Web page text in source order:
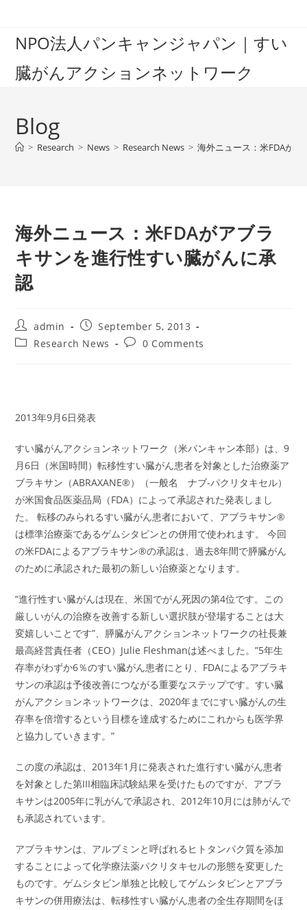
contentNPO法人パンキャンジャパン｜すい
臓がんアクションネットワーク
Blog
> Research > News > Research News > 海外ニュース：米FDAが
海外ニュース：米FDAがアブラ
キサンを進行性すい臓がんに承
認
Post
author:
admin
Post
published:
September 5, 2013
PostResearch News
Post0 Comments
2013年9月6日発表
すい臓がんアクションネットワーク（米パンキャン本部）は、9
月6日（米国時間）転移性すい臓がん患者を対象とした治療薬ア
ブラキサン（ABRAXANE®）（一般名 ナブ-パクリタキセル）
が米国食品医薬品局（FDA）によって承認された発表しまし
た。 転移のみられるすい臓がん患者において、アブラキサン®
は標準治療薬であるゲムシタビンとの併用で使われます。 今回
の米FDAによるアブラキサン®の承認は、過去8年間で膵臓がん
のために承認された最初の新しい治療薬となります。
“進行性すい臓がんは現在、米国でがん死因の第4位です。この
厳しいがんの治療を改善する新しい選択肢が登場することは大
変嬉しいことです”、膵臓がんアクションネットワークの社長兼
最高経営責任者（CEO）Julie Fleshmanは述べました。”5年生
存率がわずか6％のすい臓がん患者にとり、FDAによるアブラキ
サンの承認は予後改善につながる重要なステップです。すい臓
がんアクションネットワークは、2020年までにすい臓がんの生
存率を倍増するという目標を達成するためにこれからも医学界
と協力していきます。”
この度の承認は、2013年1月に発表された進行すい臓がん患者
を対象とした第III相臨床試験結果を受けたものですが、アブラ
キサンは2005年に乳がんで承認され、2012年10月には肺がんで
も承認されています。
アブラキサンは、アルブミンと呼ばれるヒトタンパク質を添加
することによって化学療法薬パクリタキセルの形態を変更した
ものです。ゲムシタビン単独と比較してゲムシタビンとアブラ
キサンの併用療法は、転移性すい臓がん患者の全生存期間をほ